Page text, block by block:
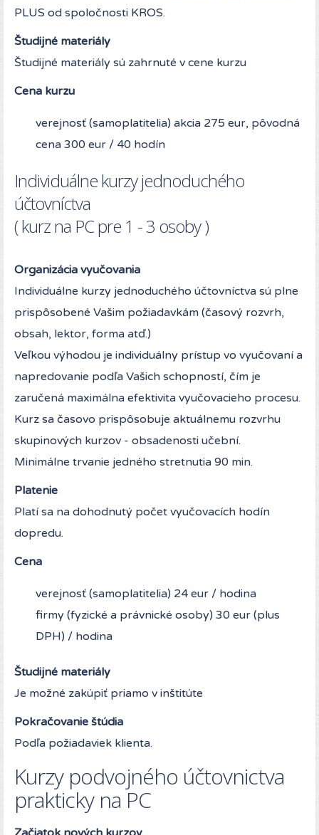
PLUS od spoločnosti KROS.
Študijné materiály
Študijné materiály sú zahrnuté v cene kurzu
Cena kurzu
verejnosť (samoplatitelia) akcia 275 eur, pôvodná
cena 300 eur / 40 hodín
Individuálne kurzy jednoduchého
účtovníctva
( kurz na PC pre 1 - 3 osoby )
Organizácia vyučovania
Individuálne kurzy jednoduchého účtovníctva sú plne
prispôsobené Vašim požiadavkám (časový rozvrh,
obsah, lektor, forma atď.)
Veľkou výhodou je individuálny prístup vo vyučovaní a
napredovanie podľa Vašich schopností, čím je
zaručená maximálna efektivita vyučovacieho procesu.
Kurz sa časovo prispôsobuje aktuálnemu rozvrhu
skupinových kurzov - obsadenosti učební.
Minimálne trvanie jedného stretnutia 90 min.
Platenie
Platí sa na dohodnutý počet vyučovacích hodín
dopredu.
Cena
verejnosť (samoplatitelia) 24 eur / hodina
firmy (fyzické a právnické osoby) 30 eur (plus
DPH) / hodina
Študijné materiály
Je možné zakúpiť priamo v inštitúte
Pokračovanie štúdia
Podľa požiadaviek klienta.
Kurzy podvojného účtovnictva
prakticky na PC